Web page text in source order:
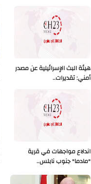
هيئة البث الإسرائيلية عن مصدر
أمني: تقديرات..
اندلاع مواجهات في قرية
"مادما" جنوب نابلس..